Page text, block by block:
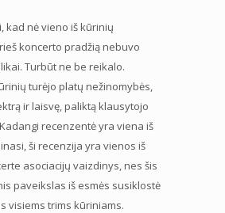
kad nė vieno iš kūrinių
koncerto pradžią nebuvo
Turbūt ne be reikalo.
turėjo platų nežinomybės,
ir laisvę, paliktą klausytojo
recenzentė yra viena iš
ši recenzija yra vienos iš
asociacijų vaizdinys, nes šis
paveikslas iš esmės susiklostė
visiems trims kūriniams.